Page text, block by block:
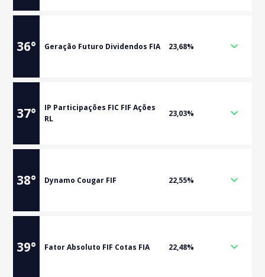
36° Geração Futuro Dividendos FIA 23,68%
37°
IP Participações FIC FIF Ações
RL
23,03%
38° Dynamo Cougar FIF 22,55%
39° Fator Absoluto FIF Cotas FIA 22,48%